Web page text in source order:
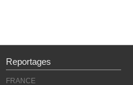
Reportages
FRANCE